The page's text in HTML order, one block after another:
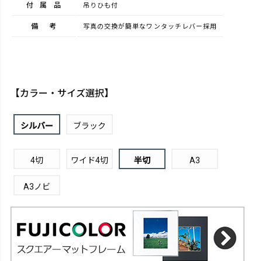
付属品 吊りひも付
備考 写真の交換が簡単なワンタッチレバー採用
【カラー・サイズ選択】
シルバー ブラック
4切 ワイド4切 半切 A3
A3ノビ